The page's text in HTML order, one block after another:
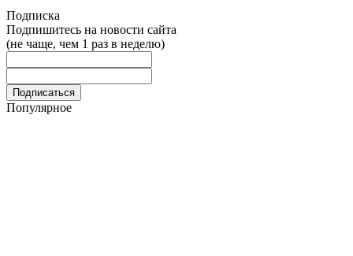
Подписка
Подпишитесь на новости сайта
(не чаще, чем 1 раз в неделю)
Популярное